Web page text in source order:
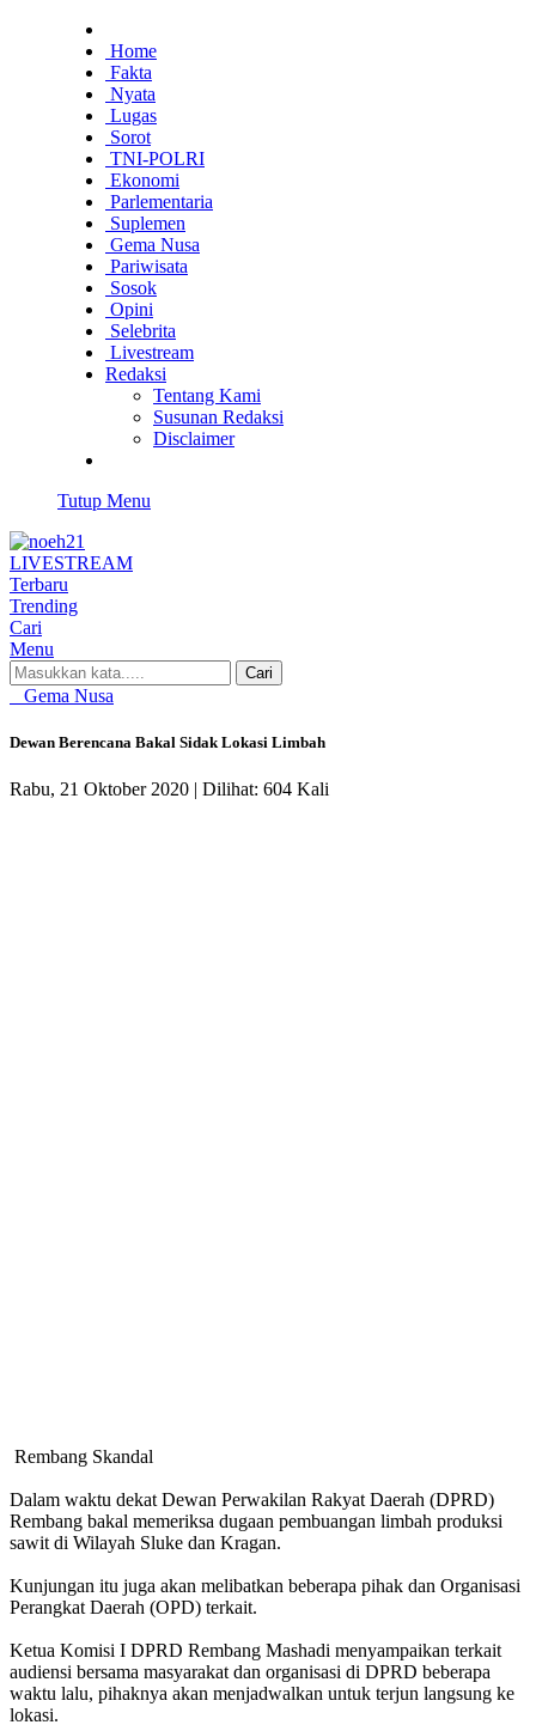
Home
Fakta
Nyata
Lugas
Sorot
TNI-POLRI
Ekonomi
Parlementaria
Suplemen
Gema Nusa
Pariwisata
Sosok
Opini
Selebrita
Livestream
Redaksi
Tentang Kami
Susunan Redaksi
Disclaimer
Tutup Menu
LIVESTREAM
Terbaru
Trending
Cari
Menu
Cari
Gema Nusa
Dewan Berencana Bakal Sidak Lokasi Limbah
Rabu, 21 Oktober 2020 | Dilihat: 604 Kali
Rembang Skandal
Dalam waktu dekat Dewan Perwakilan Rakyat Daerah (DPRD)
Rembang bakal memeriksa dugaan pembuangan limbah produksi
sawit di Wilayah Sluke dan Kragan.
Kunjungan itu juga akan melibatkan beberapa pihak dan Organisasi
Perangkat Daerah (OPD) terkait.
Ketua Komisi I DPRD Rembang Mashadi menyampaikan terkait
audiensi bersama masyarakat dan organisasi di DPRD beberapa
waktu lalu, pihaknya akan menjadwalkan untuk terjun langsung ke
lokasi.